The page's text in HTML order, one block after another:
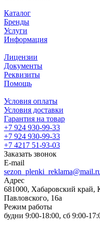
Каталог
Бренды
Услуги
Информация
Лицензии
Документы
Реквизиты
Помощь
Условия оплаты
Условия доставки
Гарантия на товар
+7 924 930-99-33
+7 924 930-99-33
+7 4217 51-93-03
Заказать звонок
E-mail
Адрес
681000, Хабаровский край,
Павловского, 16а
Режим работы
будни 9:00-18:00, сб 9:00-